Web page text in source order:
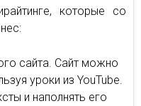
которые со
сайта. Сайт можно
уроки из YouTube.
и наполнять его